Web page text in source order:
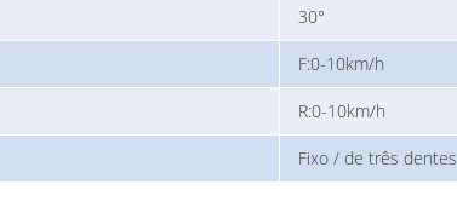
30°
F:0-10km/h
R:0-10km/h
Fixo / de três dentes